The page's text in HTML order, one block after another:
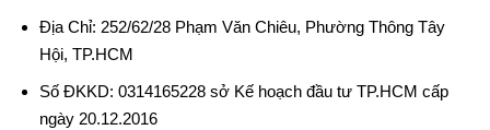
Địa Chỉ: 252/62/28 Phạm Văn Chiêu, Phường Thông Tây
Hội, TP.HCM
Số ĐKKD: 0314165228 sở Kế hoạch đầu tư TP.HCM cấp
ngày 20.12.2016